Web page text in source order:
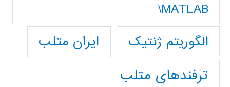
MATLAB\
الگوریتم ژنتیک
ایران متلب
ترفندهای متلب